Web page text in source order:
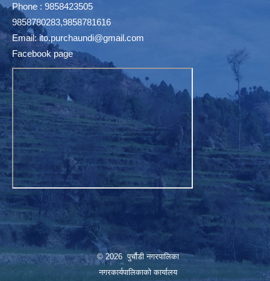
Phone : 9858423505
9858780283,9858781616
Email:ito.purchaundi@gmail.com
Facebook page
© 2026 पुर्चौडी नगरपालिका
नगरकार्यपालिकाकाे कार्यालय